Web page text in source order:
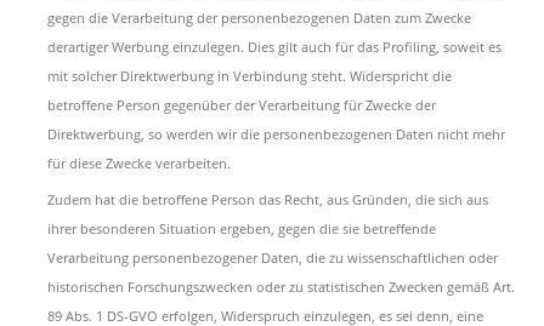
gegen die Verarbeitung der personenbezogenen Daten zum Zwecke
derartiger Werbung einzulegen. Dies gilt auch für das Profiling, soweit es
mit solcher Direktwerbung in Verbindung steht. Widerspricht die
betroffene Person gegenüber der Verarbeitung für Zwecke der
Direktwerbung, so werden wir die personenbezogenen Daten nicht mehr
für diese Zwecke verarbeiten.
Zudem hat die betroffene Person das Recht, aus Gründen, die sich aus
ihrer besonderen Situation ergeben, gegen die sie betreffende
Verarbeitung personenbezogener Daten, die zu wissenschaftlichen oder
historischen Forschungszwecken oder zu statistischen Zwecken gemäß Art.
89 Abs. 1 DS-GVO erfolgen, Widerspruch einzulegen, es sei denn, eine